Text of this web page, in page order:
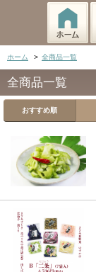
ホーム > 全商品一覧
全商品一覧
おすすめ順